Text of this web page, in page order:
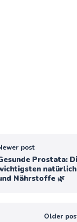
post
Prostata:
Nährstoffe 🌿
Older